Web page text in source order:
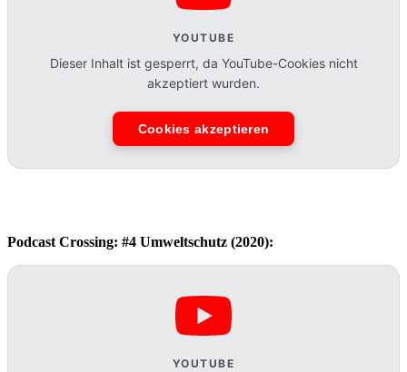
YOUTUBE
Dieser Inhalt ist gesperrt, da YouTube-Cookies nicht
akzeptiert wurden.
Cookies akzeptieren
Podcast Crossing: #4 Umweltschutz (2020):
YOUTUBE